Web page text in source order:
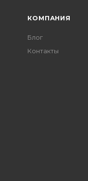
КОМПАНИЯ
Блог
Контакты